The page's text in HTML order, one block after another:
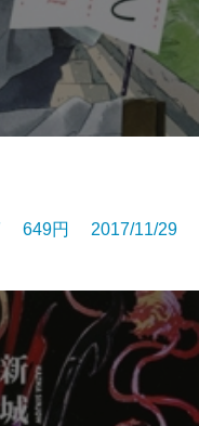
7 649円 2017/11/29